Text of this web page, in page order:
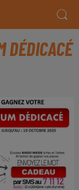
DÉDICACÉ